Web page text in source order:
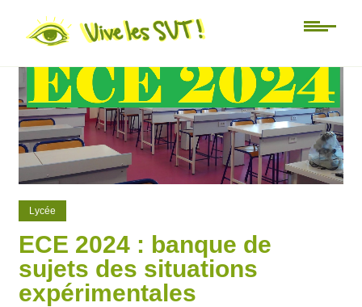
Lycée
ECE 2024 : banque de
sujets des situations
expérimentales